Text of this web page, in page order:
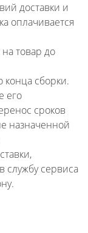
доставки и
оплачивается
товар до
конца сборки.
его
сроков
назначенной
службу сервиса